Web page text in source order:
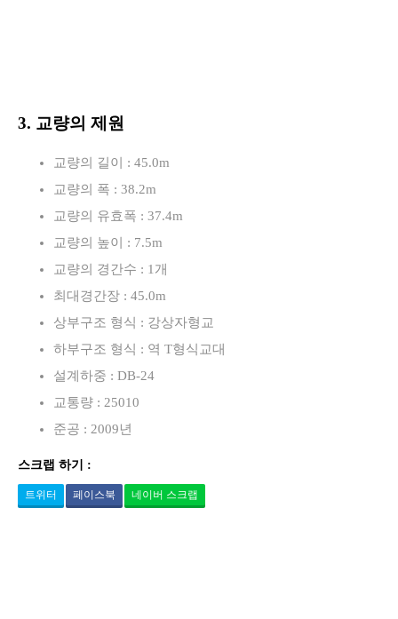
3. 교량의 제원
교량의 길이 : 45.0m
교량의 폭 : 38.2m
교량의 유효폭 : 37.4m
교량의 높이 : 7.5m
교량의 경간수 : 1개
최대경간장 : 45.0m
상부구조 형식 : 강상자형교
하부구조 형식 : 역 T형식교대
설계하중 : DB-24
교통량 : 25010
준공 : 2009년
스크랩 하기 :
트위터 페이스북 네이버 스크랩